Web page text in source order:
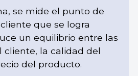
se mide el punto de
que se logra
un equilibrio entre las
cliente, la calidad del
del producto.